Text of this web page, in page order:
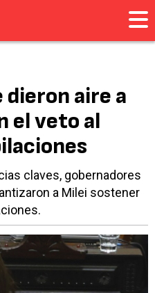
dieron aire a
el veto al
claves, gobernadores
a Milei sostener